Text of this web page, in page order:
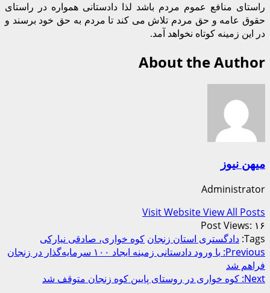
راستای منافع عموم مردم باشد لذا دادستانی همواره در راستای
حقوق عامه و حق مردم تلاش می کند تا مردم به حق خود برسند و
در این زمینه کوتاه نخواهد آمد.
About the Author
میهن نیوز
Administrator
Visit WebsiteView All Posts
Post Views: ۱۶
Tags: دادگستری استان زنجان کوه خواری، صادقی نیارکی
Post
navigation
Previous:
با ورود دادستانی زمینه ایجاد ۱۰۰ سرمایه‌گذار در زنجان
فراهم شد
Next: کوه خواری در روستای پایین کوه زنجان متوقف شد